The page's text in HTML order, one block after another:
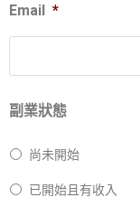
Email *
副業狀態
尚未開始
已開始且有收入